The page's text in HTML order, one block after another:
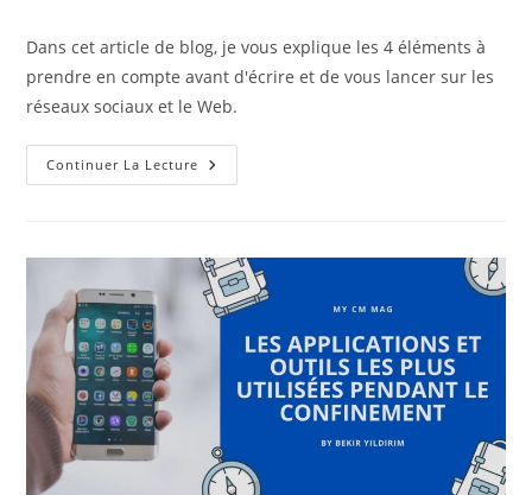
la
publication :
Dans cet article de blog, je vous explique les 4 éléments à
prendre en compte avant d'écrire et de vous lancer sur les
réseaux sociaux et le Web.
Continuer La Lecture Les
Éléments
Avant
De
Se
Lancer